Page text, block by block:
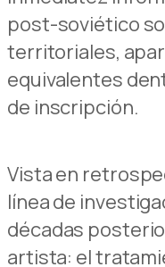
post-soviético
territoriales,
equivalentes
de inscripción.
Vista en
línea de
décadas
artista: el